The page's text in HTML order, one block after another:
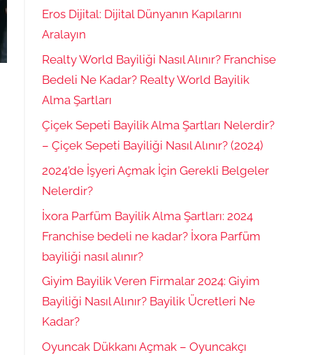
Eros Dijital: Dijital Dünyanın Kapılarını
Aralayın
Realty World Bayiliği Nasıl Alınır? Franchise
Bedeli Ne Kadar? Realty World Bayilik
Alma Şartları
Çiçek Sepeti Bayilik Alma Şartları Nelerdir?
– Çiçek Sepeti Bayiliği Nasıl Alınır? (2024)
2024’de İşyeri Açmak İçin Gerekli Belgeler
Nelerdir?
İxora Parfüm Bayilik Alma Şartları: 2024
Franchise bedeli ne kadar? İxora Parfüm
bayiliği nasıl alınır?
Giyim Bayilik Veren Firmalar 2024: Giyim
Bayiliği Nasıl Alınır? Bayilik Ücretleri Ne
Kadar?
Oyuncak Dükkanı Açmak – Oyuncakçı